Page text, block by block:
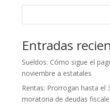
Entradas
Sueldos: Cómo sigue el
noviembre a estatales
Rentas: Prorrogan hasta el
moratoria de deudas